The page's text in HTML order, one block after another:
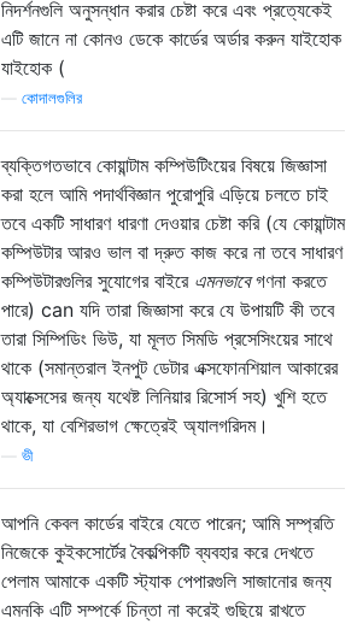
নিদর্শনগুলি অনুসন্ধান করার চেষ্টা করে এবং প্রত্যেকেই
এটি জানে না কোনও ডেকে কার্ডের অর্ডার করুন যাইহোক
যাইহোক (
কোদালগুলির
ব্যক্তিগতভাবে কোয়ান্টাম কম্পিউটিংয়ের বিষয়ে জিজ্ঞাসা
করা হলে আমি পদার্থবিজ্ঞান পুরোপুরি এড়িয়ে চলতে চাই
তবে একটি সাধারণ ধারণা দেওয়ার চেষ্টা করি (যে কোয়ান্টাম
কম্পিউটার আরও ভাল বা দ্রুত কাজ করে না তবে সাধারণ
কম্পিউটারগুলির সুযোগের বাইরে এমনভাবেগণনা করতে
পারে) can যদি তারা জিজ্ঞাসা করে যে উপায়টি কী তবে
তারা সিম্পিডিং ভিউ, যা মূলত সিমডি প্রসেসিংয়ের সাথে
থাকে (সমান্তরাল ইনপুট ডেটার এক্সফোনশিয়াল আকারের
অ্যাক্সেসের জন্য যথেষ্ট লিনিয়ার রিসোর্স সহ) খুশি হতে
থাকে, যা বেশিরভাগ ক্ষেত্রেই অ্যালগরিদম।
ভী
আপনি কেবল কার্ডের বাইরে যেতে পারেন; আমি সম্প্রতি
নিজেকে কুইকসোর্টের বৈকল্পিকটি ব্যবহার করে দেখতে
পেলাম আমাকে একটি স্ট্যাক পেপারগুলি সাজানোর জন্য
এমনকি এটি সম্পর্কে চিন্তা না করেই গুছিয়ে রাখতে